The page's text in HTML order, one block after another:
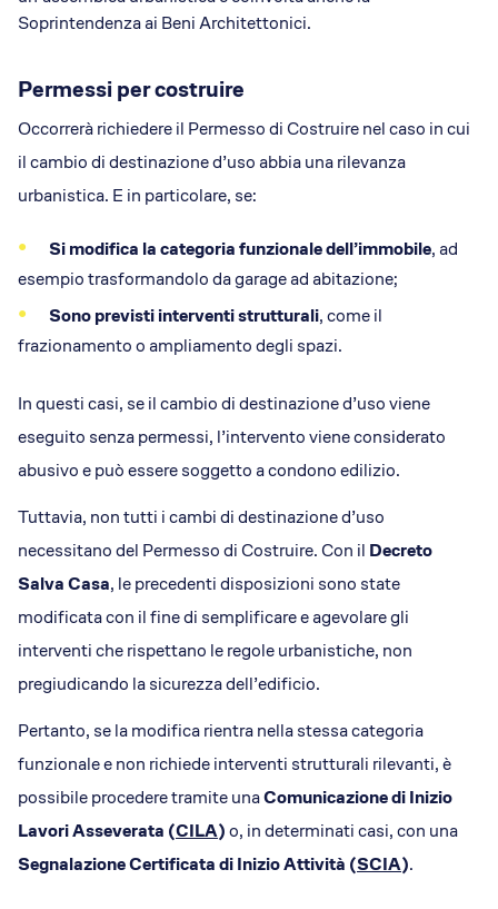
Soprintendenza ai Beni Architettonici.
Permessi per costruire
Occorrerà richiedere il Permesso di Costruire nel caso in cui
il cambio di destinazione d’uso abbia una rilevanza
urbanistica. E in particolare, se:
Si modifica la categoria funzionale dell’immobile, ad
esempio trasformandolo da garage ad abitazione;
Sono previsti interventi strutturali, come il
frazionamento o ampliamento degli spazi.
In questi casi, se il cambio di destinazione d’uso viene
eseguito senza permessi, l’intervento viene considerato
abusivo e può essere soggetto a condono edilizio.
Tuttavia, non tutti i cambi di destinazione d’uso
necessitano del Permesso di Costruire. Con il Decreto
Salva Casa, le precedenti disposizioni sono state
modificata con il fine di semplificare e agevolare gli
interventi che rispettano le regole urbanistiche, non
pregiudicando la sicurezza dell’edificio.
Pertanto, se la modifica rientra nella stessa categoria
funzionale e non richiede interventi strutturali rilevanti, è
possibile procedere tramite unaComunicazione di Inizio
Lavori Asseverata (CILA)o, in determinati casi, con una
Segnalazione Certificata di Inizio Attività (SCIA).